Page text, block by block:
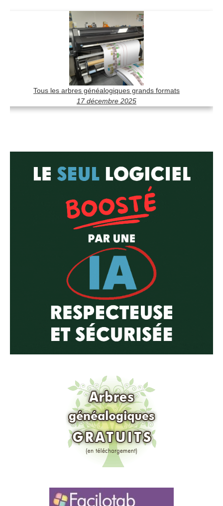
Tous les arbres généalogiques grands formats
17 décembre 2025